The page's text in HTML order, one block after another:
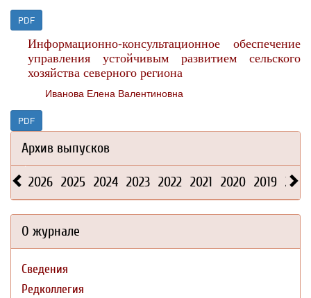
PDF
Информационно-консультационное обеспечение
управления устойчивым развитием сельского
хозяйства северного региона
Иванова Елена Валентиновна
PDF
Архив выпусков
2026 2025 2024 2023 2022 2021 2020 2019 2018
О журнале
Сведения
Редколлегия